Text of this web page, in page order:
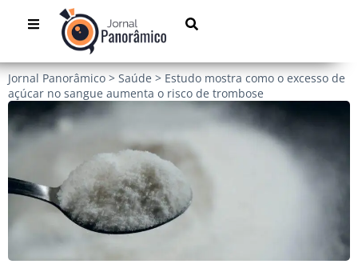
Jornal Panorâmico > Saúde > Estudo mostra como o excesso de
açúcar no sangue aumenta o risco de trombose